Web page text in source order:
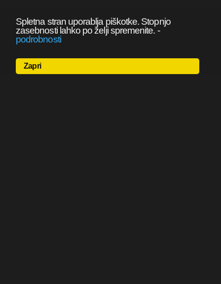
Spletna stran uporablja piškotke. Stopnjo
zasebnosti lahko po želji spremenite. -
podrobnosti
Zapri